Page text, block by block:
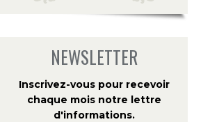
NEWSLETTER
Inscrivez-vous pour recevoir
chaque mois notre lettre
d'informations.